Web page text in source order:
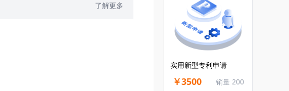
了解更多
实用新型专利申请
￥3500 销量 200